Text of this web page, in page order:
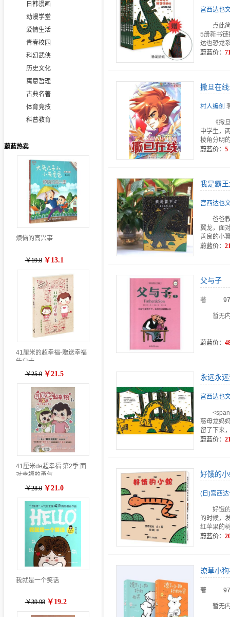
日韩漫画
动漫学堂
爱情生活
青春校园
科幻武侠
历史文化
寓意哲理
古典名著
体育竞技
科普教育
蔚蓝热卖
烦恼的高兴事
￥19.8 ￥13.1
41厘米的超幸福-赠送幸福
告白卡
￥25.0 ￥21.5
41厘米de超幸福:第2季:面
对幸福的勇气
￥28.0 ￥21.0
我就是一个笑话
￥39.98 ￥19.2
宫西达也
点此
5册新书链
达也恐龙
蔚蓝价：
撒旦在
村人编创
《撒
中学生，
棱角分明
蔚蓝价： 5
我是霸
宫西达也
爸爸
翼龙，面
善良的小
蔚蓝价：
父与子
著
暂无
蔚蓝价：
永远永
宫西达也
慈母龙妈
留了下来
蔚蓝价：
好饿的
(日)宫西
好饿
的时候，
红苹果的
蔚蓝价：
潦草小
著
暂无